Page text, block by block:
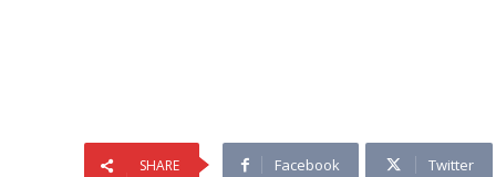
SHARE Facebook Twitter